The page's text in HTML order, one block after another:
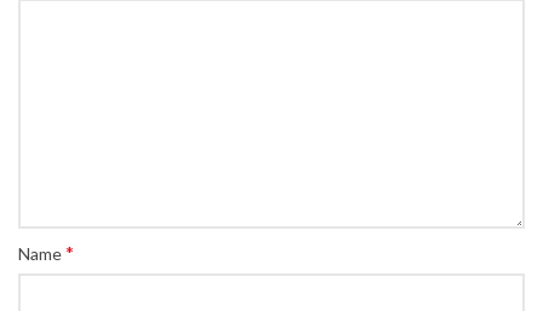
Name*